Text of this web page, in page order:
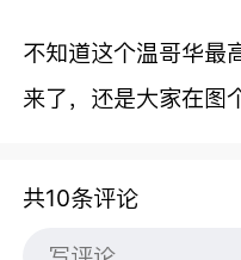
不知道这个温哥华最
来了，还是大家在图
共10条评论